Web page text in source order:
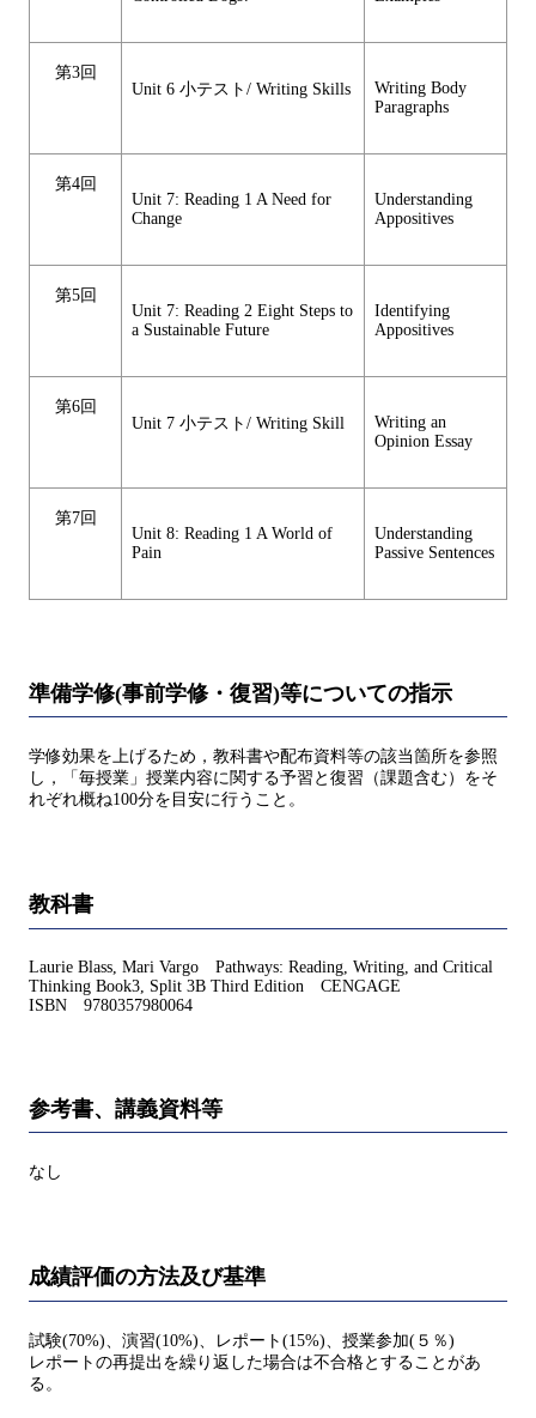
第3回
Unit 6 小テスト/ Writing Skills
Writing Body
Paragraphs
第4回
Unit 7: Reading 1 A Need for
Change
Understanding
Appositives
第5回
Unit 7: Reading 2 Eight Steps to
a Sustainable Future
Identifying
Appositives
第6回
Unit 7 小テスト/ Writing Skill
Writing an
Opinion Essay
第7回
Unit 8: Reading 1 A World of
Pain
Understanding
Passive Sentences
準備学修(事前学修・復習)等についての指示
学修効果を上げるため，教科書や配布資料等の該当箇所を参照
し，「毎授業」授業内容に関する予習と復習（課題含む）をそ
れぞれ概ね100分を目安に行うこと。
教科書
Laurie Blass, Mari Vargo Pathways: Reading, Writing, and Critical
Thinking Book3, Split 3B Third Edition CENGAGE
ISBN 9780357980064
参考書、講義資料等
なし
成績評価の方法及び基準
試験(70%)、演習(10%)、レポート(15%)、授業参加(５％)
レポートの再提出を繰り返した場合は不合格とすることがあ
る。